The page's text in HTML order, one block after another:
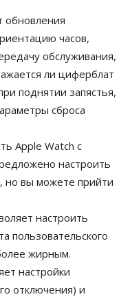
часов,
обслуживания,
ли циферблат
поднятии запястья,
сброса
Apple Watch с
настроить
но вы можете прийти
настроить
пользовательского
жирным.
настройки
отключения) и